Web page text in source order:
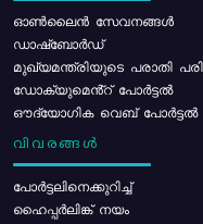
ഓൺലൈൻ സേവനങ്ങൾ
ഡാഷ്ബോർഡ്
മുഖ്യമന്ത്രിയുടെ പരാതി
ഡോക്യുമെൻ്റ് പോർട്ടൽ
ഔദ്യോഗിക വെബ് പോർട്ടൽ
വിവരങ്ങൾ
പോര്‍ട്ടലിനെക്കുറിച്ച്
ഹൈപ്പർലിങ്ക് നയം